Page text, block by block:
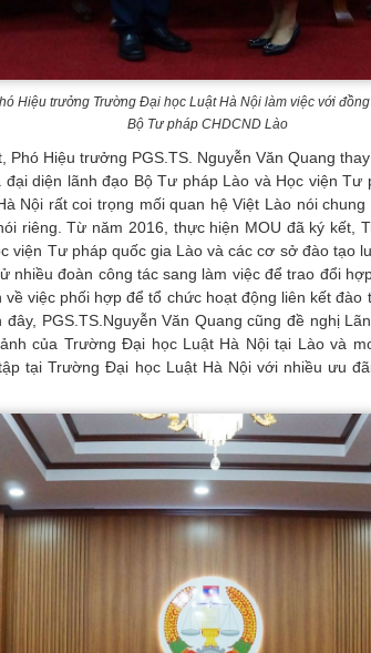
Hiệu trưởng Trường Đại học Luật Hà Nội làm việc với
Bộ Tư pháp CHDCND Lào
Phó Hiệu trưởng PGS.TS. Nguyễn Văn Quang
diện lãnh đạo Bộ Tư pháp Lào và Học viện Tư
Nội rất coi trọng mối quan hệ Việt Lào nói
riêng. Từ năm 2016, thực hiện MOU đã ký kết,
viện Tư pháp quốc gia Lào và các cơ sở đào tạo
nhiều đoàn công tác sang làm việc để trao đổi
về việc phối hợp để tổ chức hoạt động liên kết đào
PGS.TS.Nguyễn Văn Quang cũng đề nghị
của Trường Đại học Luật Hà Nội tại Lào và
tại Trường Đại học Luật Hà Nội với nhiều ưu